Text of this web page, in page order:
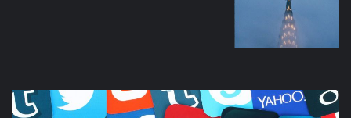
کدام
برنامه‌های